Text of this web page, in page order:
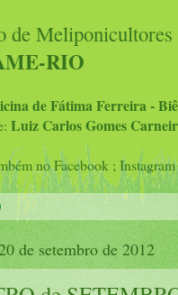
de
RIO
de Fátima Ferreira -
Luiz Carlos Gomes
no Facebook ;
de setembro de 2012